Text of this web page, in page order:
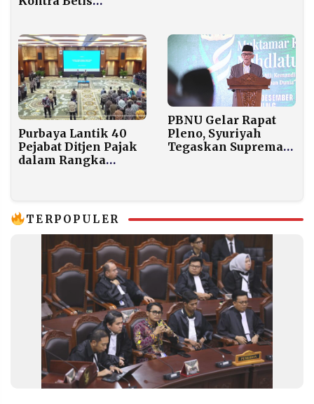
Purbaya Lantik 40
Pejabat Ditjen Pajak
dalam Rangka
PBNU Gelar Rapat
Pleno, Syuriyah
Tegaskan Supremasi
TERPOPULER